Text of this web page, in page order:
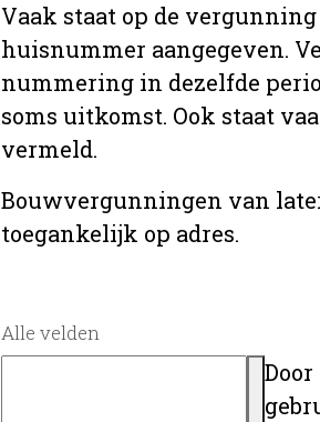
Vaak staat op de
huisnummer aangegeven.
nummering in dezelfde
soms uitkomst. Ook staat
vermeld.
Bouwvergunningen van
toegankelijk op adres.
Alle velden